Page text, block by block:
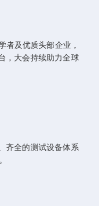
者及优质头部企业，
，大会持续助力全球
齐全的测试设备体系